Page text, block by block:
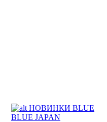
НОВИНКИ BLUE
BLUE JAPAN